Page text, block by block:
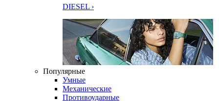
DIESEL ›
Популярные
Умные
Механические
Противоударные